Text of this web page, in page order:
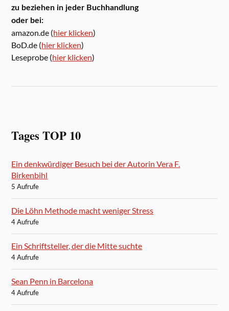
zu beziehen in jeder Buchhandlung
oder bei:
amazon.de (hier klicken)
BoD.de (hier klicken)
Leseprobe (hier klicken)
Tages TOP 10
Ein denkwürdiger Besuch bei der Autorin Vera F.
Birkenbihl
5 Aufrufe
Die Löhn Methode macht weniger Stress
4 Aufrufe
Ein Schriftsteller, der die Mitte suchte
4 Aufrufe
Sean Penn in Barcelona
4 Aufrufe